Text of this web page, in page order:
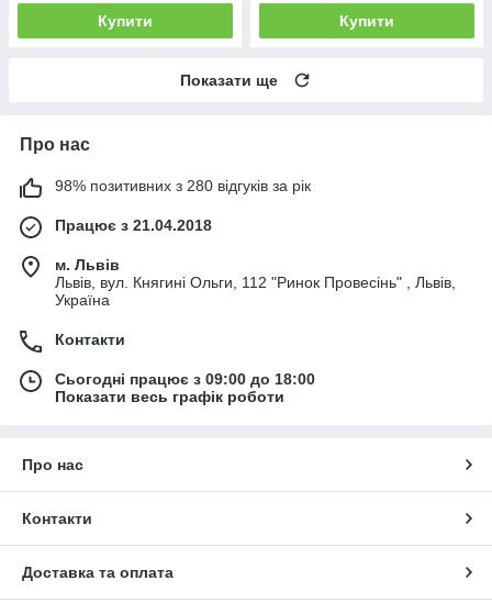
Купити Купити
Показати ще
Про нас
98% позитивних з 280 відгуків за рік
Працює з 21.04.2018
м. Львів
Львів, вул. Княгині Ольги, 112 "Ринок Провесінь" , Львів,
Україна
Контакти
Сьогодні працює з 09:00 до 18:00
Показати весь графік роботи
Про нас
Контакти
Доставка та оплата